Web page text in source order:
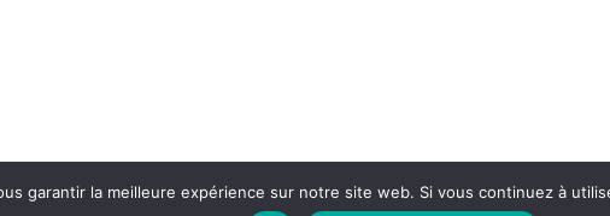
garantir la meilleure expérience sur notre site web. Si vous continuez à